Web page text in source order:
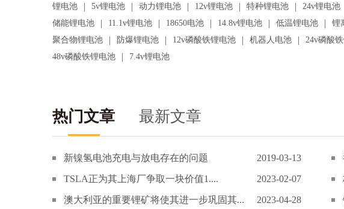
锂电池 | 5v锂电池 | 动力锂电池 | 12v锂电池 | 特种锂电池 | 24v锂电池
储能锂电池 | 11.1v锂电池 | 18650电池 | 14.8v锂电池 | 低温锂电池 | 锂
聚合物锂电池 | 防爆锂电池 | 12v磷酸铁锂电池 | 机器人电池 | 24v磷酸
48v磷酸铁锂电池 | 7.4v锂电池
热门文章 最新文章
新镍氢电池充电与放电存在的问题 2019-03-13
TSLA正为其上海厂争取一块价值1.... 2023-02-07
澳大利亚的重要锂矿将使其进一步巩固其... 2023-04-28